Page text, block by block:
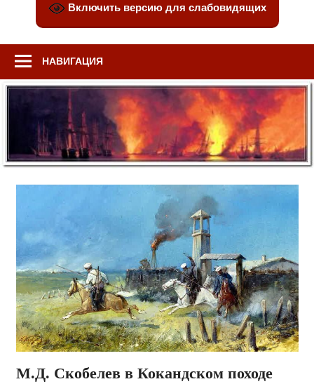
Включить версию для слабовидящих
НАВИГАЦИЯ
М.Д. Скобелев в Кокандском походе